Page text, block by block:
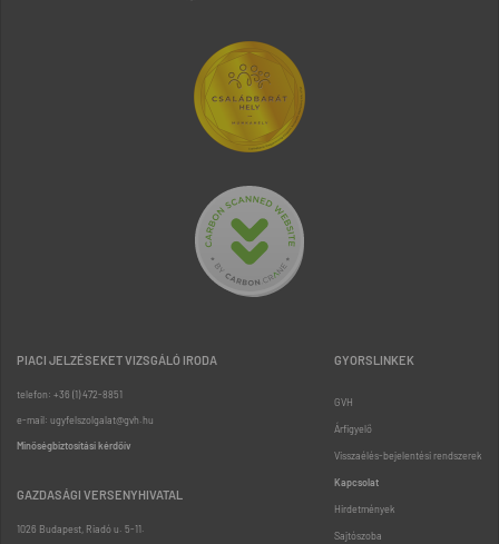
PIACI JELZÉSEKET VIZSGÁLÓ IRODA
telefon: +36 (1) 472-8851
e-mail: ugyfelszolgalat@gvh.hu
Minőségbiztosítási kérdőív
GAZDASÁGI VERSENYHIVATAL
1026 Budapest, Riadó u. 5-11.
GYORSLINKEK
GVH
Árfigyelő
Visszaélés-bejelentési rendszerek
Kapcsolat
Hirdetmények
Sajtószoba